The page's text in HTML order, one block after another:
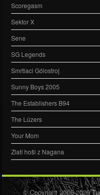
Scoregasm
Sektor X
Sene
SG Legends
Smrtiaci Gólostroj
Sunny Boys 2005
The Establishers B94
The Lúzers
Your Mom
Zlatí hoši z Nagana
© Copyright 2005-2026